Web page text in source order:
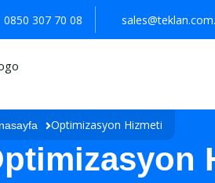
0850 307 70 08
Optimizasyon Hizmeti